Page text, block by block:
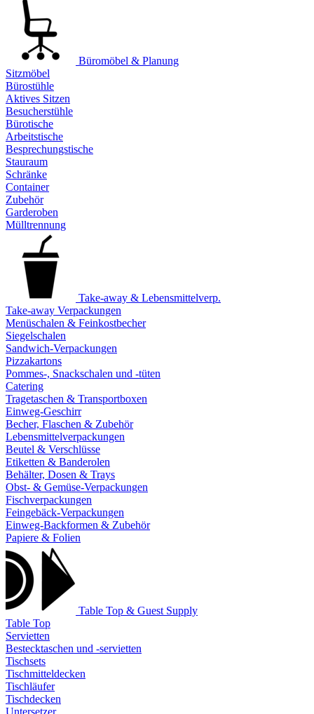
Büromöbel & Planung
Sitzmöbel
Bürostühle
Aktives Sitzen
Besucherstühle
Bürotische
Arbeitstische
Besprechungstische
Stauraum
Schränke
Container
Zubehör
Garderoben
Mülltrennung
Take-away & Lebensmittelverp.
Take-away Verpackungen
Menüschalen & Feinkostbecher
Siegelschalen
Sandwich-Verpackungen
Pizzakartons
Pommes-, Snackschalen und -tüten
Catering
Tragetaschen & Transportboxen
Einweg-Geschirr
Becher, Flaschen & Zubehör
Lebensmittelverpackungen
Beutel & Verschlüsse
Etiketten & Banderolen
Behälter, Dosen & Trays
Obst- & Gemüse-Verpackungen
Fischverpackungen
Feingebäck-Verpackungen
Einweg-Backformen & Zubehör
Papiere & Folien
Table Top & Guest Supply
Table Top
Servietten
Bestecktaschen und -servietten
Tischsets
Tischmitteldecken
Tischläufer
Tischdecken